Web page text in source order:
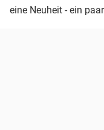
eine Neuheit - ein